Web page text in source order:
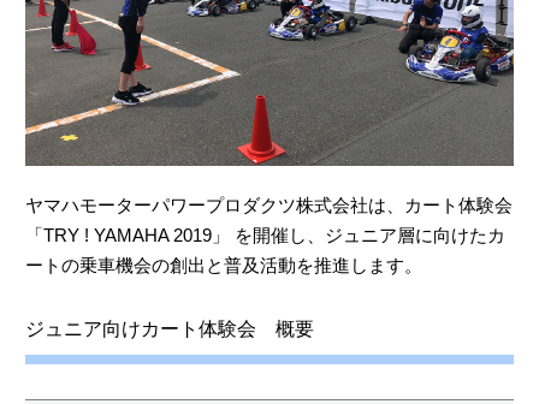
ヤマハモーターパワープロダクツ株式会社は、カート体験会
「TRY ! YAMAHA 2019」 を開催し、ジュニア層に向けたカ
ートの乗車機会の創出と普及活動を推進します。
ジュニア向けカート体験会 概要